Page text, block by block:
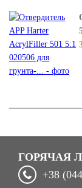
ГОРЯЧАЯ
+38